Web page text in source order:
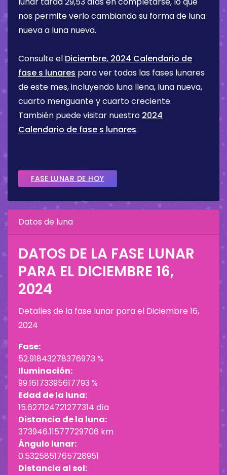
nos permite verlo cambiando su forma de luna
nueva a luna nueva.
Consulte el Diciembre, 2024 Calendario de
fase s lunares para ver todas las fases lunares
de este mes, incluyendo luna llena, luna nueva,
cuarto menguante y cuarto creciente.
También puede visitar nuestro 2024
Calendario de fase s lunares.
FASE LUNAR DE HOY
Datos de luna
DATOS DE LA FASE LUNAR
PARA EL DICIEMBRE 16,
2024
Detalles de la fase lunar para el Diciembre 16,
2024
Fase:
52.91843278376973 %
Iluminación:
99.16173395617793 %
Edad de la luna:
15.627124721277314 día
Distancia de la luna:
373946.11577729706 km
Ángulo lunar:
0.5325851765728951
Distancia al sol: